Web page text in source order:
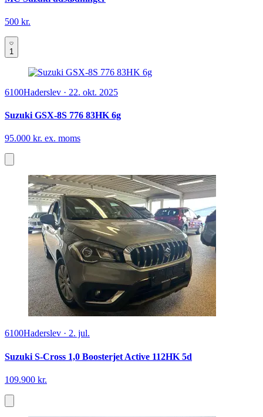
500 kr.
1
6100Haderslev · 22. okt. 2025
Suzuki GSX-8S 776 83HK 6g
95.000 kr. ex. moms
6100Haderslev · 2. jul.
Suzuki S-Cross 1,0 Boosterjet Active 112HK 5d
109.900 kr.